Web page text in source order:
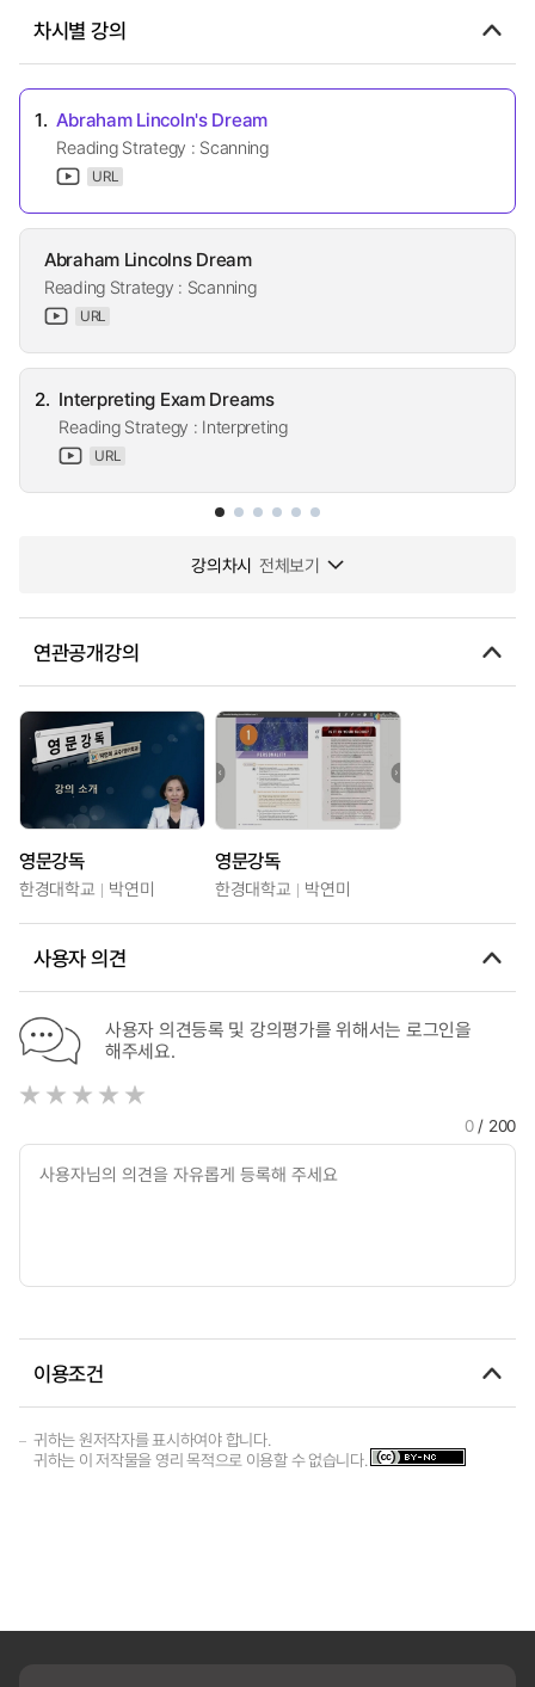
차시별 강의
1. Abraham Lincoln's Dream
Reading Strategy : Scanning
URL
Abraham Lincolns Dream
Reading Strategy : Scanning
URL
2. Interpreting Exam Dreams
Reading Strategy : Interpreting
URL
강의차시 전체보기
연관공개강의
영문강독
한경대학교 박연미
영문강독
한경대학교 박연미
사용자 의견
사용자 의견등록 및 강의평가를 위해서는 로그인을
해주세요.
0/ 200
이용조건
귀하는 원저작자를 표시하여야 합니다.
귀하는 이 저작물을 영리 목적으로 이용할 수 없습니다.